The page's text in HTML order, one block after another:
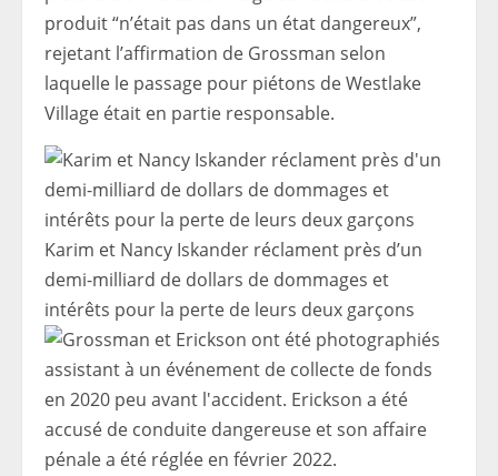
produit “n’était pas dans un état dangereux”,
rejetant l’affirmation de Grossman selon
laquelle le passage pour piétons de Westlake
Village était en partie responsable.
Karim et Nancy Iskander réclament près d’un
demi-milliard de dollars de dommages et
intérêts pour la perte de leurs deux garçons